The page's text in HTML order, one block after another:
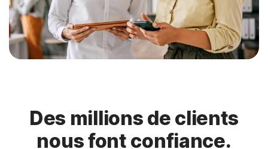
Des millions de clients
nous font confiance.